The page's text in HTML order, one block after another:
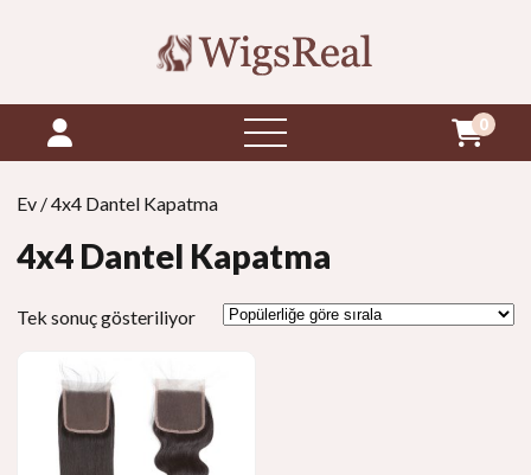
menüyü
aç
0
Ev / 4x4 Dantel Kapatma
4x4 Dantel Kapatma
Tek sonuç gösteriliyor